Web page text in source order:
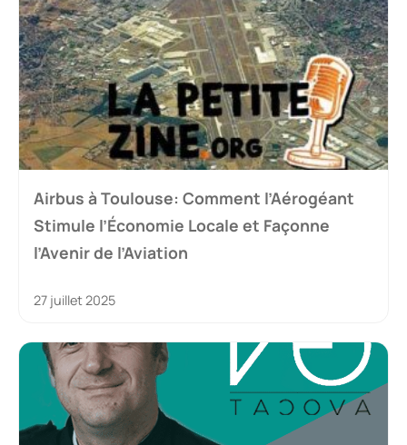
Airbus à Toulouse: Comment l’Aérogéant
Stimule l’Économie Locale et Façonne
l’Avenir de l’Aviation
27 juillet 2025